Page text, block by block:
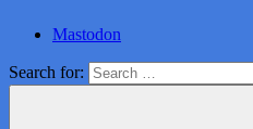
Mastodon
Search for: